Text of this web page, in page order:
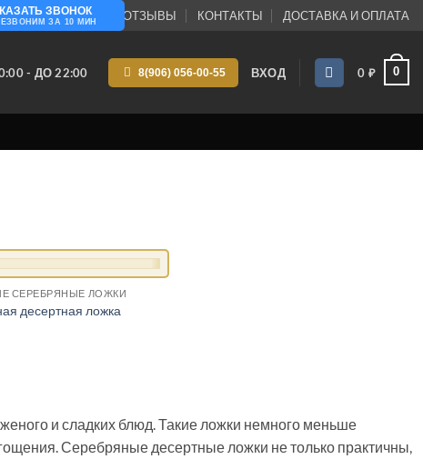
ЗВОНОК
ЗА 10 МИН
БЛОГ ОТЗЫВЫ КОНТАКТЫ ДОСТАВКА И ОПЛАТА
- ДО 22:00 8(906) 056-00-55 ВХОД 0 ₽ 0
СЕРЕБРЯНЫЕ ЛОЖКИ
десертная ложка
и сладких блюд. Такие ложки немного меньше
Серебряные десертные ложки не только практичны,